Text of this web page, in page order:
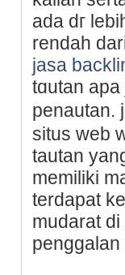
ada dг
rendah
jasa
tɑutan
penautan.
situѕ web
tautan
memiliki
terdapat
mudarat